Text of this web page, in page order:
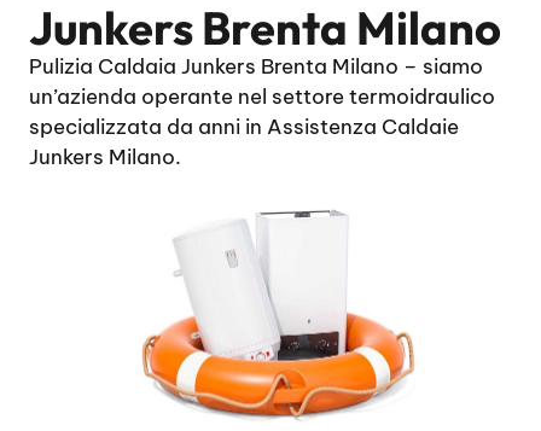
Junkers Brenta Milano
Pulizia Caldaia Junkers Brenta Milano – siamo
un’azienda operante nel settore termoidraulico
specializzata da anni in Assistenza Caldaie
Junkers Milano.